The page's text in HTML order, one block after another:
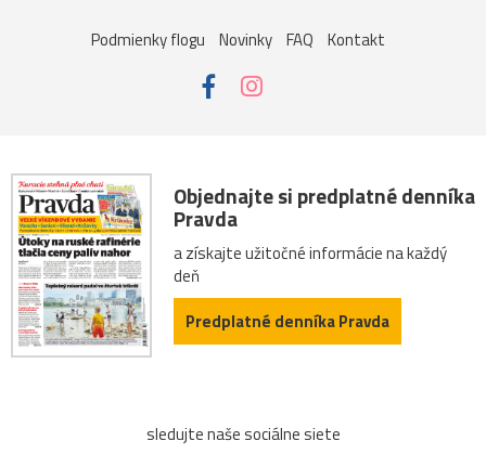
Podmienky flogu Novinky FAQ Kontakt
Objednajte si predplatné denníka
Pravda
a získajte užitočné informácie na každý
deň
Predplatné denníka Pravda
sledujte naše sociálne siete